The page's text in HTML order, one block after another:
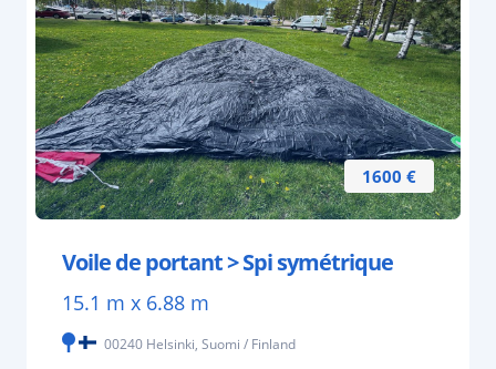
1600 €
Voile de portant > Spi symétrique
15.1 m x 6.88 m
00240 Helsinki, Suomi / Finland